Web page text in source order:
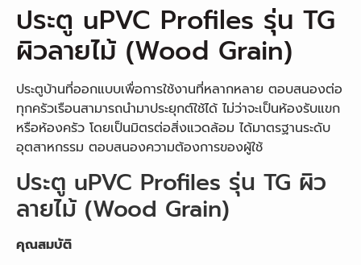
ประตู uPVC Profiles รุ่น TG
ผิวลายไม้ (Wood Grain)
ประตูบ้านที่ออกแบบเพื่อการใช้งานที่หลากหลาย ตอบสนองต่อ
ทุกครัวเรือนสามารถนำมาประยุกต์ใช้ได้ ไม่ว่าจะเป็นห้องรับแขก
หรือห้องครัว โดยเป็นมิตรต่อสิ่งแวดล้อม ได้มาตรฐานระดับ
อุตสาหกรรม ตอบสนองความต้องการของผู้ใช้
ประตู uPVC Profiles รุ่น TG ผิว
ลายไม้ (Wood Grain)
คุณสมบัติ